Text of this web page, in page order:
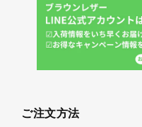
ご注文方法